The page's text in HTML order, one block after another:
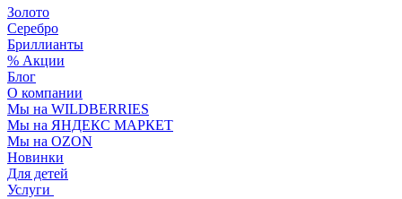
Золото
Серебро
Бриллианты
% Акции
Блог
О компании
Мы на WILDBERRIES
Мы на ЯНДЕКС МАРКЕТ
Мы на OZON
Новинки
Для детей
Услуги